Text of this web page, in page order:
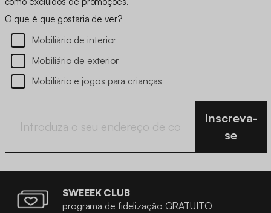
O que é que gostaria de ver?
Mobiliário de interior
Mobiliário de exterior
Mobiliário e jogos para crianças
Inscreva-
se
SWEEEK CLUB
programa de fidelização GRATUITO